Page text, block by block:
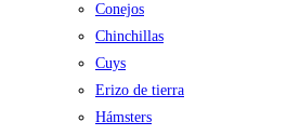
Conejos
Chinchillas
Cuys
Erizo de tierra
Hámsters